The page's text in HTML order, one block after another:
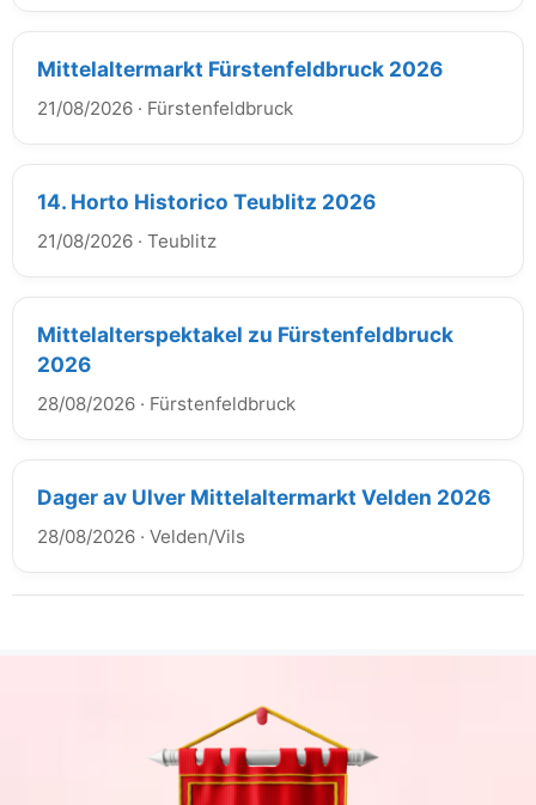
Mittelaltermarkt Fürstenfeldbruck 2026
21/08/2026 · Fürstenfeldbruck
14. Horto Historico Teublitz 2026
21/08/2026 · Teublitz
Mittelalterspektakel zu Fürstenfeldbruck
2026
28/08/2026 · Fürstenfeldbruck
Dager av Ulver Mittelaltermarkt Velden 2026
28/08/2026 · Velden/Vils